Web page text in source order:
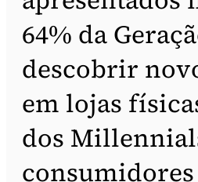
64% da
descobrir
em lojas
dos